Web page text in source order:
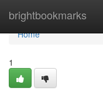
brightbookmarks
Home
Home
1